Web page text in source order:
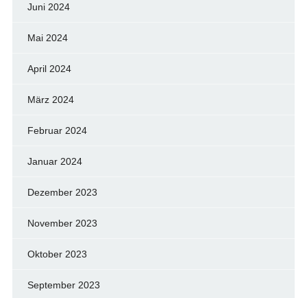
Juni 2024
Mai 2024
April 2024
März 2024
Februar 2024
Januar 2024
Dezember 2023
November 2023
Oktober 2023
September 2023